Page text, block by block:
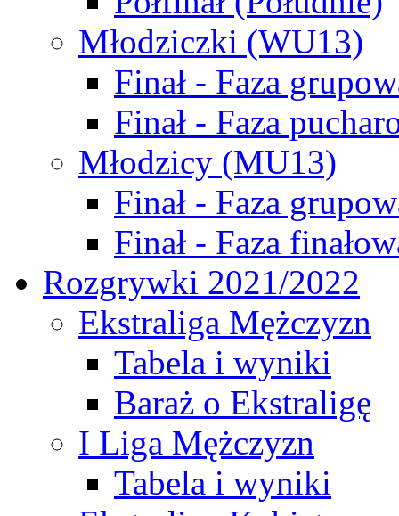
Młodziczki (WU13)
Finał - Faza
Finał - Faza
Młodzicy (MU13)
Finał - Faza
Finał - Faza
Rozgrywki 2021/2022
Ekstraliga Mężczyzn
Tabela i wyniki
Baraż o Ekstraligę
I Liga Mężczyzn
Tabela i wyniki